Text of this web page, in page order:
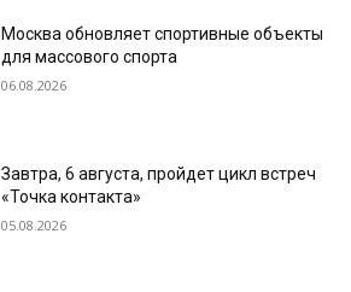
Москва обновляет спортивные объекты
для массового спорта
06.08.2026
Завтра, 6 августа, пройдет цикл встреч
«Точка контакта»
05.08.2026